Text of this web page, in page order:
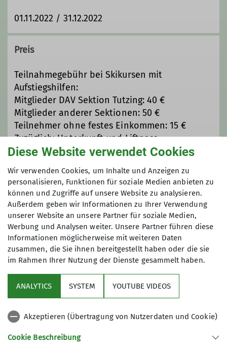
01.11.2022 / 31.12.2022
Preis
Teilnahmegebühr bei Skikursen mit
Aufstiegshilfen:
Mitglieder DAV Sektion Tutzing: 40 €
Mitglieder anderer Sektionen: 50 €
Teilnehmer ohne festes Einkommen: 15 €
Zuzüglich: Unterkunft und Liftpass
Maximale Teilnehmeranzahl
6
Service
Gruppen
Diese Website verwendet Cookies
Wir verwenden Cookies, um Inhalte und Anzeigen zu
personalisieren, Funktionen für soziale Medien anbieten zu
können und Zugriffe auf unsere Website zu analysieren.
Außerdem geben wir Informationen zu Ihrer Verwendung
unserer Website an unsere Partner für soziale Medien,
Werbung und Analysen weiter. Unsere Partner führen diese
Informationen möglicherweise mit weiteren Daten
zusammen, die Sie ihnen bereitgestellt haben oder die sie
im Rahmen Ihrer Nutzung der Dienste gesammelt haben.
ANALYTICS SYSTEM YOUTUBE VIDEOS
Akzeptieren (Übertragung von Nutzerdaten und Cookie)
Cookie Beschreibung